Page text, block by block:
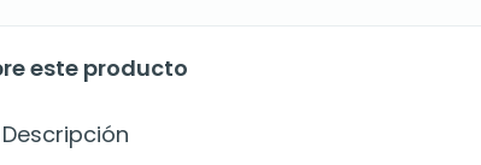
este producto
Descripción